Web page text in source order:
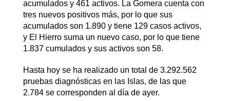
acumulados y 461 activos. La Gomera cuenta con
tres nuevos positivos más, por lo que sus
acumulados son 1.890 y tiene 129 casos activos,
y El Hierro suma un nuevo caso, por lo que tiene
1.837 cumulados y sus activos son 58.
Hasta hoy se ha realizado un total de 3.292.562
pruebas diagnósticas en las Islas, de las que
2.784 se corresponden al día de ayer.